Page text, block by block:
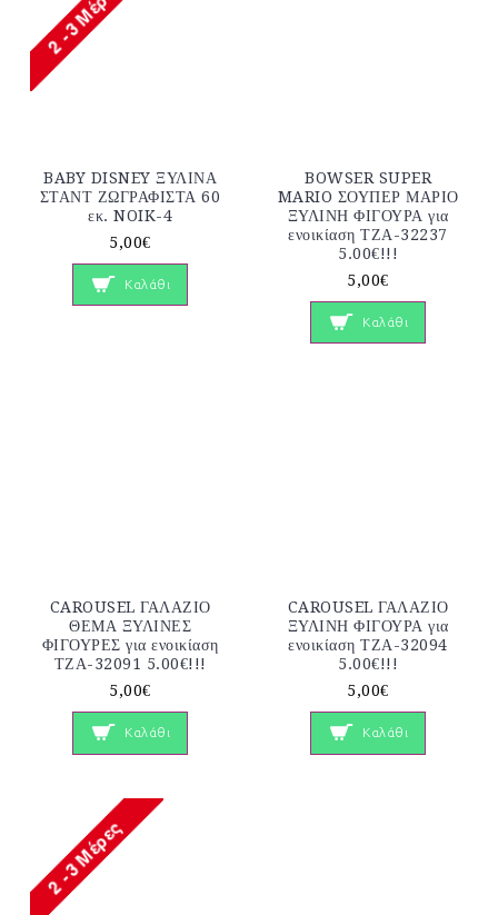
BABY DISNEY ΞΥΛΙΝΑ
ΣΤΑΝΤ ΖΩΓΡΑΦΙΣΤΑ 60
εκ. NOIK-4
5,00€
Καλάθι
BOWSER SUPER
MARIO ΣΟΥΠΕΡ ΜΑΡΙΟ
ΞΥΛΙΝΗ ΦΙΓΟΥΡΑ για
ενοικίαση ΤΖΑ-32237
5.00€!!!
5,00€
Καλάθι
CAROUSEL ΓΑΛΑΖΙΟ
ΘΕΜΑ ΞΥΛΙΝΕΣ
ΦΙΓΟΥΡΕΣ για ενοικίαση
ΤΖΑ-32091 5.00€!!!
5,00€
Καλάθι
CAROUSEL ΓΑΛΑΖΙΟ
ΞΥΛΙΝΗ ΦΙΓΟΥΡΑ για
ενοικίαση ΤΖΑ-32094
5.00€!!!
5,00€
Καλάθι